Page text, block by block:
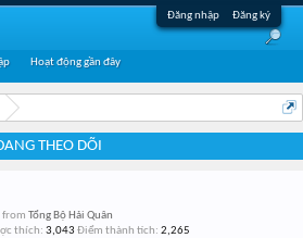
Đăng nhập Đăng ký
THEO DÕI
from Tổng Bộ Hải Quân
thích: 3,043 Điểm thành tích: 2,265
Hoạt động gần đây